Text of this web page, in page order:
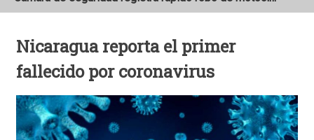
Nicaragua reporta el primer
fallecido por coronavirus